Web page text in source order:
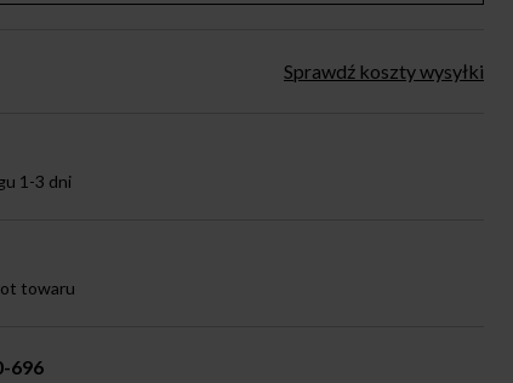
Sprawdź koszty wysyłki
1-3 dni
towaru
696